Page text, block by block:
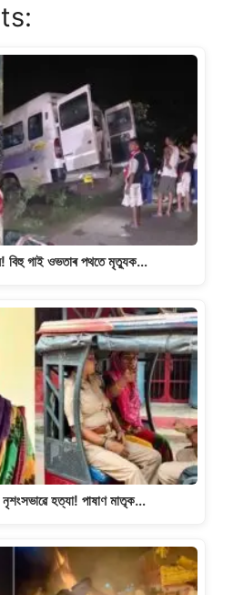
y
n
k
e
বিহু গাই ওভতাৰ পথতে মৃত্যুক…
হত্যা! পাষাণ মাতৃক…